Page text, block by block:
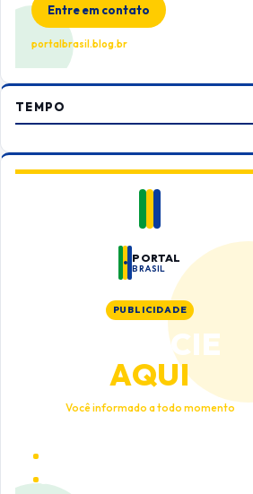
Entre em contato
portalbrasil.blog.br
TEMPO
PORTAL
BRASIL
PUBLICIDADE
ANUNCIE
AQUI
Você informado a todo momento